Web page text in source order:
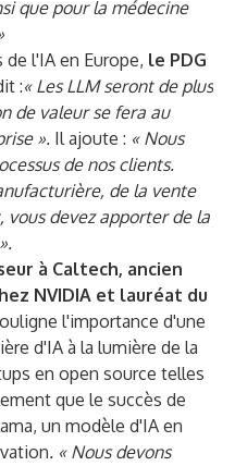
que pour la médecine
l'IA en Europe, le PDG
:« Les LLM seront de plus
de valeur se fera au
». Il ajoute : « Nous
de nos clients.
de la vente
devez apporter de la
à Caltech, ancien
NVIDIA et lauréat du
l'importance d'une
d'IA à la lumière de la
en open source telles
que le succès de
un modèle d'IA en
. « Nous devons